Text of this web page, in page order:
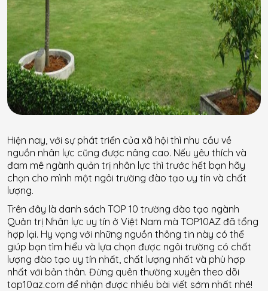
Hiện nay, với sự phát triển của xã hội thì nhu cầu về
nguồn nhân lực cũng được nâng cao. Nếu yêu thích và
đam mê ngành quản trị nhân lực thì trước hết bạn hãy
chọn cho mình một ngôi trường đào tạo uy tín và chất
lượng.
Trên đây là danh sách TOP 10 trường đào tạo ngành
Quản trị Nhân lực uy tín ở Việt Nam mà TOP10AZ đã tổng
hợp lại. Hy vọng với những nguồn thông tin này có thể
giúp bạn tìm hiểu và lựa chọn được ngôi trường có chất
lượng đào tạo uy tín nhất, chất lượng nhất và phù hợp
nhất với bản thân. Đừng quên thường xuyên theo dõi
top10az.com để nhận được nhiều bài viết sớm nhất nhé!